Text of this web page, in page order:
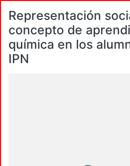
Representación
concepto de
química en los
IPN